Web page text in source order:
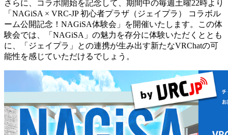
さらに、コラボ開始を記念して、期間中の毎週土曜22時より
「NAGiSA × VRC-JP 初心者プラザ（ジェイプラ） コラボル
ーム公開記念！NAGiSA体験会」を開催いたします。この体
験会では、「NAGiSA」の魅力を存分に体験いただくととも
に、「ジェイプラ」との連携が生み出す新たなVRChatの可
能性を感じていただけるでしょう。